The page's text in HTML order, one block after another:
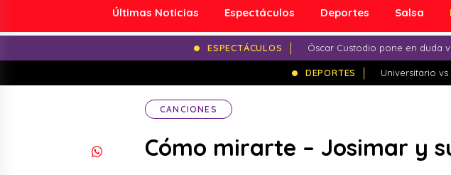
Últimas Noticias Espectáculos Deportes Salsa
ESPECTÁCULOS Óscar Custodio pone en duda
DEPORTES Universitario
CANCIONES
Cómo mirarte – Josimar y